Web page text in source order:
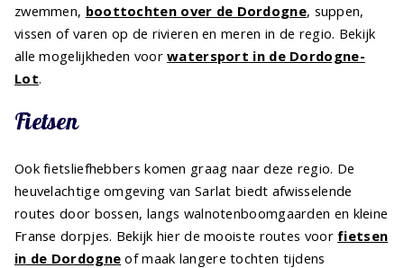
zwemmen, boottochten over de Dordogne, suppen,
vissen of varen op de rivieren en meren in de regio. Bekijk
alle mogelijkheden voorwatersport in de Dordogne-
Lot.
Fietsen
Ook fietsliefhebbers komen graag naar deze regio. De
heuvelachtige omgeving van Sarlat biedt afwisselende
routes door bossen, langs walnotenboomgaarden en kleine
Franse dorpjes. Bekijk hier de mooiste routes voor fietsen
in de Dordogne of maak langere tochten tijdens